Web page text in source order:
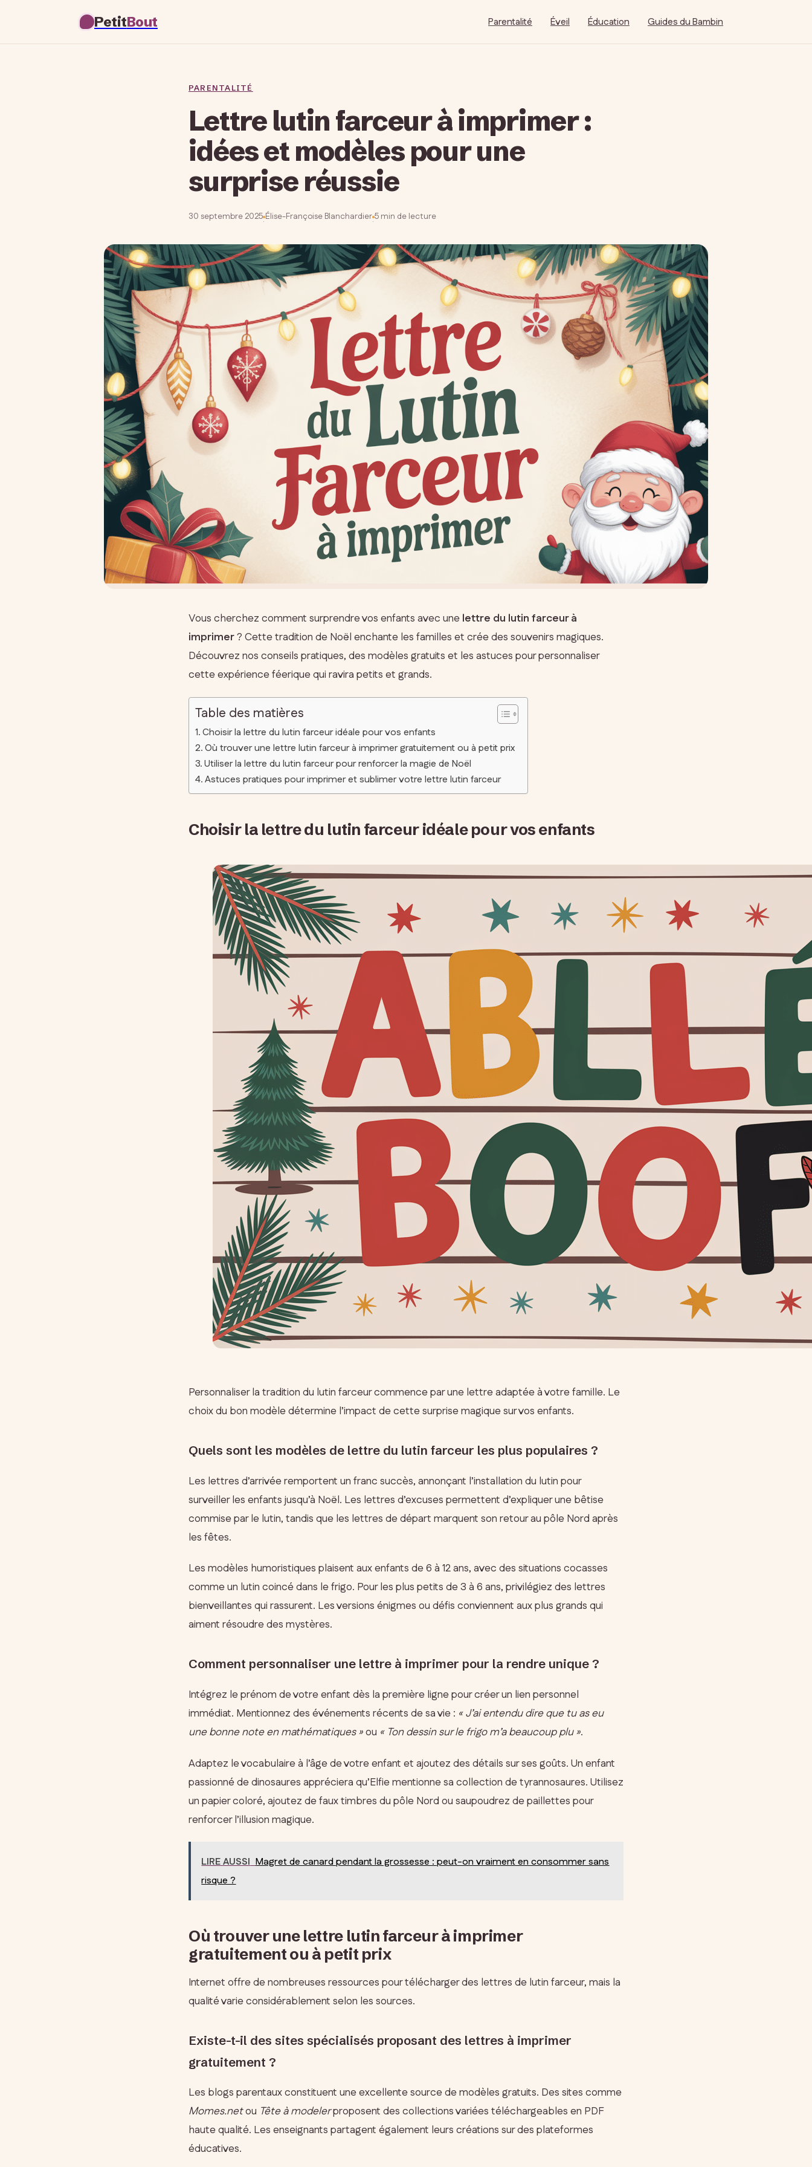
PetitBout Parentalité Éveil Éducation Guides du Bambin
PARENTALITÉ
Lettre lutin farceur à imprimer :
idées et modèles pour une
surprise réussie
30 septembre 2025·Élise-Françoise Blanchardier·5 min de lecture
Vous cherchez comment surprendre vos enfants avec une lettre du lutin farceur à
imprimer? Cette tradition de Noël enchante les familles et crée des souvenirs magiques.
Découvrez nos conseils pratiques, des modèles gratuits et les astuces pour personnaliser
cette expérience féerique qui ravira petits et grands.
Table des matières
Choisir la lettre du lutin farceur idéale pour vos enfants
Où trouver une lettre lutin farceur à imprimer gratuitement ou à petit prix
Utiliser la lettre du lutin farceur pour renforcer la magie de Noël
Astuces pratiques pour imprimer et sublimer votre lettre lutin farceur
Choisir la lettre du lutin farceur idéale pour vos enfants
Personnaliser la tradition du lutin farceur commence par une lettre adaptée à votre famille. Le
choix du bon modèle détermine l’impact de cette surprise magique sur vos enfants.
Quels sont les modèles de lettre du lutin farceur les plus populaires ?
Les lettres d’arrivée remportent un franc succès, annonçant l’installation du lutin pour
surveiller les enfants jusqu’à Noël. Les lettres d’excuses permettent d’expliquer une bêtise
commise par le lutin, tandis que les lettres de départ marquent son retour au pôle Nord après
les fêtes.
Les modèles humoristiques plaisent aux enfants de 6 à 12 ans, avec des situations cocasses
comme un lutin coincé dans le frigo. Pour les plus petits de 3 à 6 ans, privilégiez des lettres
bienveillantes qui rassurent. Les versions énigmes ou défis conviennent aux plus grands qui
aiment résoudre des mystères.
Comment personnaliser une lettre à imprimer pour la rendre unique ?
Intégrez le prénom de votre enfant dès la première ligne pour créer un lien personnel
immédiat. Mentionnez des événements récents de sa vie : « J’ai entendu dire que tu as eu
une bonne note en mathématiques »ou « Ton dessin sur le frigo m’a beaucoup plu ».
Adaptez le vocabulaire à l’âge de votre enfant et ajoutez des détails sur ses goûts. Un enfant
passionné de dinosaures appréciera qu’Elfie mentionne sa collection de tyrannosaures. Utilisez
un papier coloré, ajoutez de faux timbres du pôle Nord ou saupoudrez de paillettes pour
renforcer l’illusion magique.
LIRE AUSSI Magret de canard pendant la grossesse : peut-on vraiment en consommer sans
risque ?
Où trouver une lettre lutin farceur à imprimer
gratuitement ou à petit prix
Internet offre de nombreuses ressources pour télécharger des lettres de lutin farceur, mais la
qualité varie considérablement selon les sources.
Existe-t-il des sites spécialisés proposant des lettres à imprimer
gratuitement ?
Les blogs parentaux constituent une excellente source de modèles gratuits. Des sites comme
Momes.netou Tête à modelerproposent des collections variées téléchargeables en PDF
haute qualité. Les enseignants partagent également leurs créations sur des plateformes
éducatives.